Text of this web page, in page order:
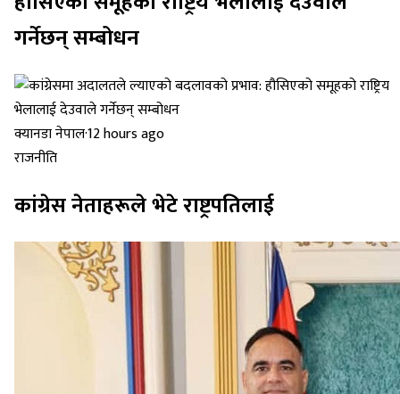
गर्नेछन् सम्बोधन
क्यानडा नेपाल·12 hours ago
राजनीति
कांग्रेस नेताहरूले भेटे राष्ट्रपतिलाई